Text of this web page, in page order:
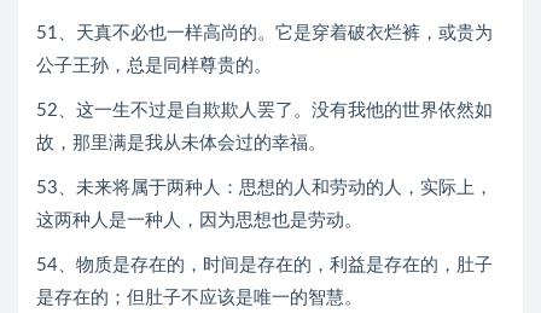
51、天真不必也一样高尚的。它是穿着破衣烂裤，或贵为
公子王孙，总是同样尊贵的。
52、这一生不过是自欺欺人罢了。没有我他的世界依然如
故，那里满是我从未体会过的幸福。
53、未来将属于两种人：思想的人和劳动的人，实际上，
这两种人是一种人，因为思想也是劳动。
54、物质是存在的，时间是存在的，利益是存在的，肚子
是存在的；但肚子不应该是唯一的智慧。